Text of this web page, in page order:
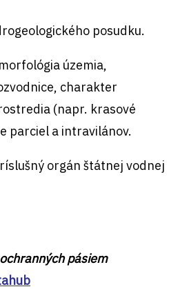
posudku.
územia,
charakter
(napr. krasové
parciel a intravilánov.
orgán štátnej vodnej
pásiem